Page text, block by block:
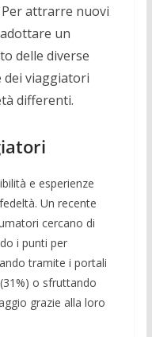
attrarre nuovi
un
delle diverse
viaggiatori
differenti.
e esperienze
Un recente
cercano di
i punti per
tramite i portali
o sfruttando
grazie alla loro